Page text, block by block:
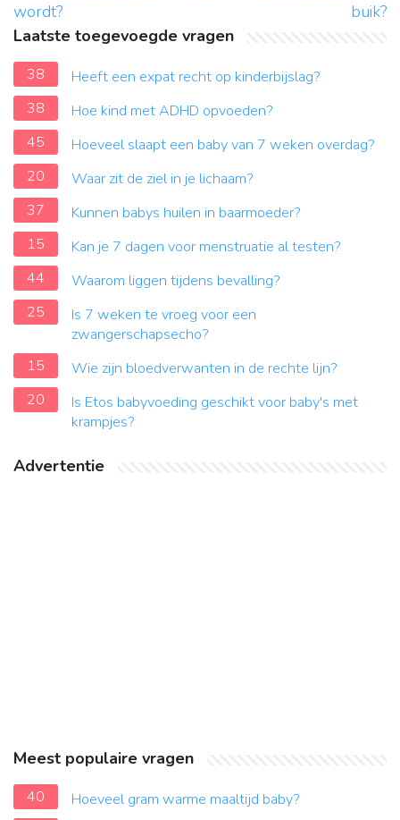
wordt?
buik?
Laatste toegevoegde vragen
38
Heeft een expat recht op kinderbijslag?
38
Hoe kind met ADHD opvoeden?
45
Hoeveel slaapt een baby van 7 weken overdag?
20
Waar zit de ziel in je lichaam?
37
Kunnen babys huilen in baarmoeder?
15
Kan je 7 dagen voor menstruatie al testen?
44
Waarom liggen tijdens bevalling?
25
Is 7 weken te vroeg voor een
zwangerschapsecho?
15
Wie zijn bloedverwanten in de rechte lijn?
20
Is Etos babyvoeding geschikt voor baby's met
krampjes?
Advertentie
Meest populaire vragen
40
Hoeveel gram warme maaltijd baby?